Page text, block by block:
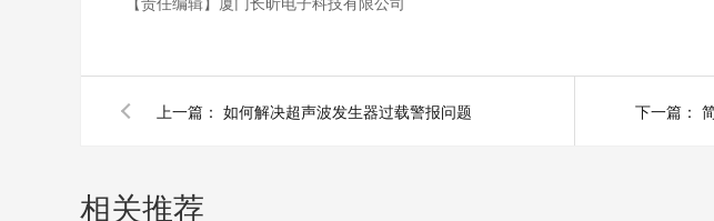
上一篇： 如何解决超声波发生器过载警报问题 下一篇：
相关推荐